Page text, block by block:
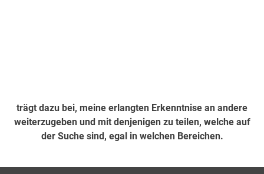
trägt dazu bei, meine erlangten Erkenntnise an andere
weiterzugeben und mit denjenigen zu teilen, welche auf
der Suche sind, egal in welchen Bereichen.